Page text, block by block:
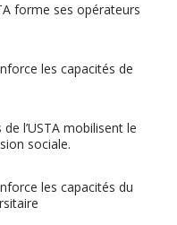
forme ses opérateurs
les capacités de
l’USTA mobilisent le
sociale.
les capacités du